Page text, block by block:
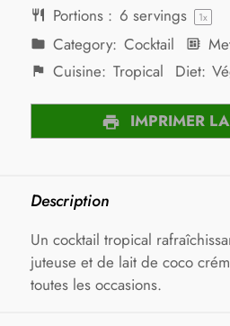
Portions : 6 servings 1x
Category: Cocktail
Cuisine: Tropical Diet:
IMPRIMER
Description
Un cocktail tropical
juteuse et de lait de coco
toutes les occasions.